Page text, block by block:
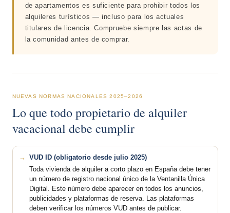
de apartamentos es suficiente para prohibir todos los
alquileres turísticos — incluso para los actuales
titulares de licencia. Compruebe siempre las actas de
la comunidad antes de comprar.
NUEVAS NORMAS NACIONALES 2025–2026
Lo que todo propietario de alquiler
vacacional debe cumplir
VUD ID (obligatorio desde julio 2025)
Toda vivienda de alquiler a corto plazo en España debe tener
un número de registro nacional único de la Ventanilla Única
Digital. Este número debe aparecer en todos los anuncios,
publicidades y plataformas de reserva. Las plataformas
deben verificar los números VUD antes de publicar.